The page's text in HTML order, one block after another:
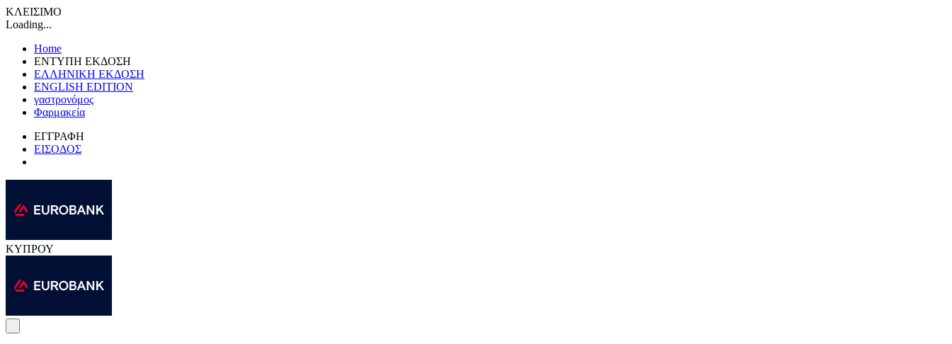
ΚΛΕΙΣΙΜΟ
Loading...
Home
ΕΝΤΥΠΗ ΕΚΔΟΣΗ
ΕΛΛΗΝΙΚΗ ΕΚΔΟΣΗ
ENGLISH EDITION
γαστρονόμος
Φαρμακεία
ΕΓΓΡΑΦΗ
ΕΙΣΟΔΟΣ
ΚΥΠΡΟΥ